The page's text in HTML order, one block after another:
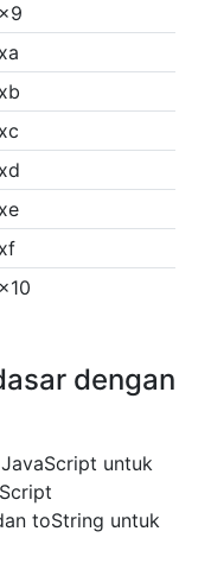
dengan
untuk
toString untuk